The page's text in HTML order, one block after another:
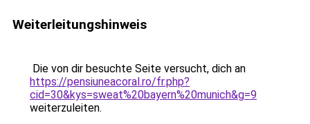
Weiterleitungshinweis
Die von dir besuchte Seite versucht, dich an
https://pensiuneacoral.ro/fr.php?
cid=30&kys=sweat%20bayern%20munich&g=9
weiterzuleiten.